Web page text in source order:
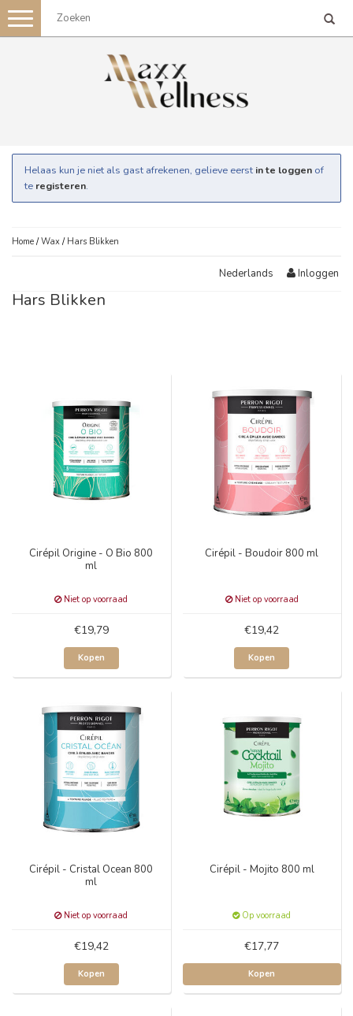
Toggle
navigation
Helaas kun je niet als gast afrekenen, gelieve eerst in te loggen of
te registeren.
Home /Wax / Hars Blikken
Nederlands Inloggen
Hars Blikken
Cirépil Origine - O Bio 800
ml
Niet op voorraad
€19,79
Kopen
Cirépil - Boudoir 800 ml
Niet op voorraad
€19,42
Kopen
Cirépil - Cristal Ocean 800
ml
Niet op voorraad
€19,42
Kopen
Cirépil - Mojito 800 ml
Op voorraad
€17,77
Kopen